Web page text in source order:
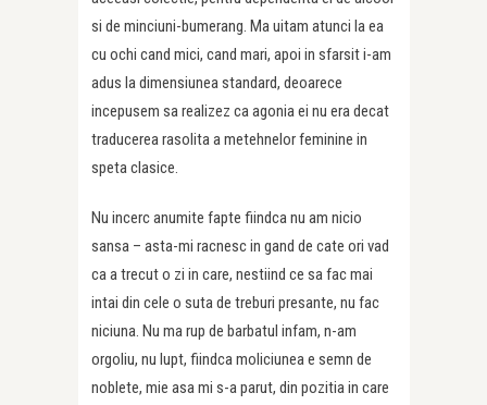
si de minciuni-bumerang. Ma uitam atunci la ea
cu ochi cand mici, cand mari, apoi in sfarsit i-am
adus la dimensiunea standard, deoarece
incepusem sa realizez ca agonia ei nu era decat
traducerea rasolita a metehnelor feminine in
speta clasice.
Nu incerc anumite fapte fiindca nu am nicio
sansa – asta-mi racnesc in gand de cate ori vad
ca a trecut o zi in care, nestiind ce sa fac mai
intai din cele o suta de treburi presante, nu fac
niciuna. Nu ma rup de barbatul infam, n-am
orgoliu, nu lupt, fiindca moliciunea e semn de
noblete, mie asa mi s-a parut, din pozitia in care